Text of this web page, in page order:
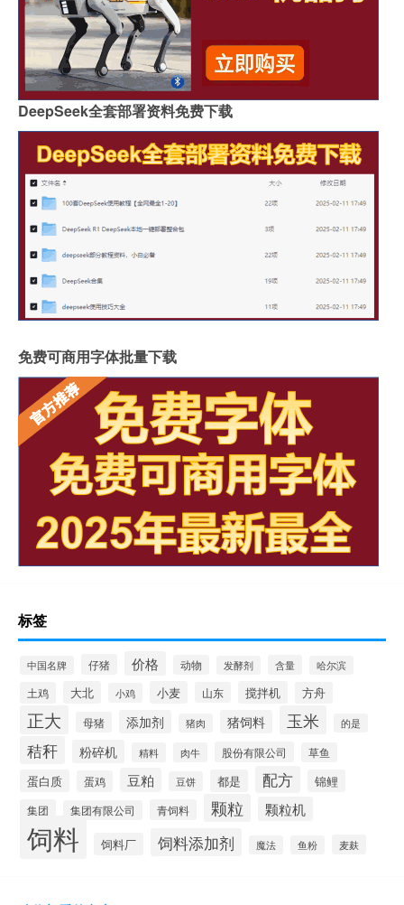
DeepSeek全套部署资料免费下载
免费可商用字体批量下载
标签
中国名牌 仔猪 价格 动物 发酵剂 含量 哈尔滨
土鸡 大北 小鸡 小麦 山东 搅拌机 方舟
正大 母猪 添加剂 猪肉 猪饲料 玉米 的是
秸秆 粉碎机 精料 肉牛 股份有限公司 草鱼
蛋白质 蛋鸡 豆粕 豆饼 都是 配方 锦鲤
集团 集团有限公司 青饲料 颗粒 颗粒机
饲料 饲料厂 饲料添加剂 魔法 鱼粉 麦麸